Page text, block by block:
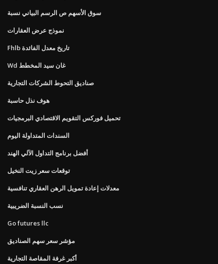
سوق الأسهم ص الرسم البياني نسبة
نموذج عرض العقارات
Fhlb تاريخ معدل الفائدة
Wd غان سيد المخطط
صناديق التحوط الشركات التجارية
هوف نذل حاسبة
تحميل فوركس التقويم الاقتصادي البرمجيات
السندات المتداولة اليوم
أفضل برنامج التداول الآلي الهند
توقعات سعر زيت النخيل
معدلات إعادة تمويل الرهن العقاري تنافسية
نسب النسبة الضريبية
Go futures llc
مؤشر سعر سهم الصناديق
أكبر غرفة المقاصة التجارية